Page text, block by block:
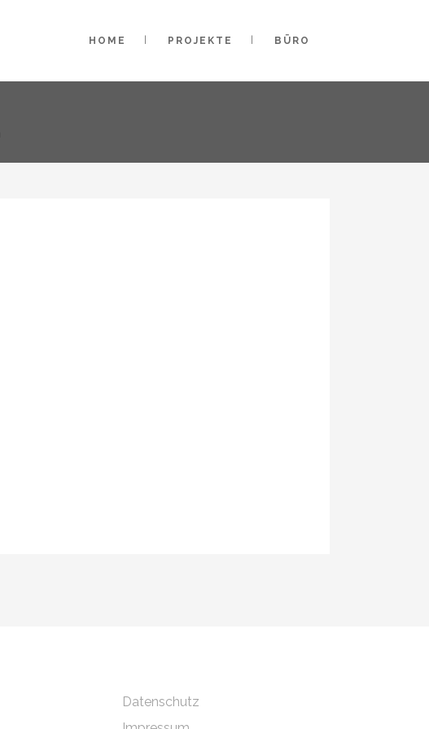
HOME PROJEKTE BÜRO
Datenschutz